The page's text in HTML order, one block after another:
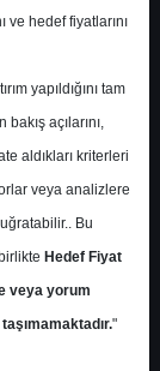
Yok
1
ve hedef fiyatlarını
yapıldığını tam
açılarını,
aldıkları kriterleri
veya analizlere
Bu
Hedef Fiyat
veya yorum
"